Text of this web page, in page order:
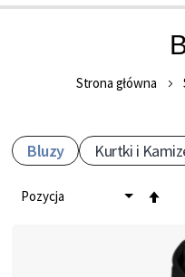
Strona główna
Bluzy Kurtki i